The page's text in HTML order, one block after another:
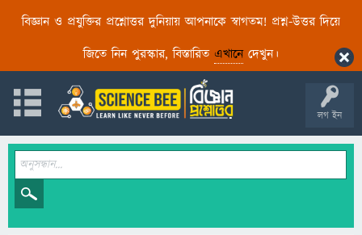
বিজ্ঞান ও প্রযুক্তির প্রশ্নোত্তর দুনিয়ায় আপনাকে স্বাগতম! প্রশ্ন-উত্তর দিয়ে
জিতে নিন পুরস্কার, বিস্তারিত এখানেদেখুন।
লগ ইন